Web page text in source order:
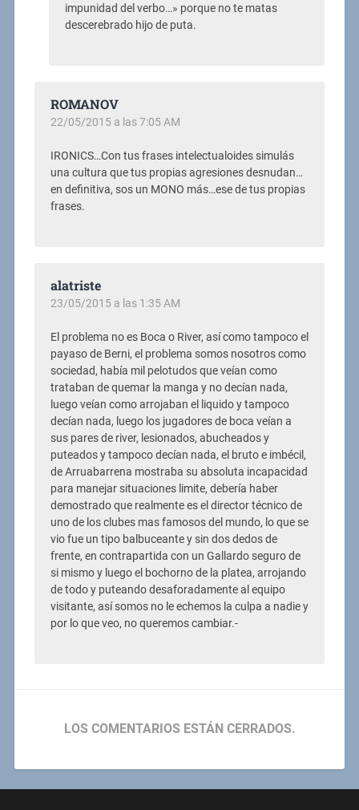
impunidad del verbo…» porque no te matas
descerebrado hijo de puta.
ROMANOV
22/05/2015 a las 7:05 AM
IRONICS…Con tus frases intelectualoides simulás
una cultura que tus propias agresiones desnudan…
en definitiva, sos un MONO más…ese de tus propias
frases.
alatriste
23/05/2015 a las 1:35 AM
El problema no es Boca o River, así como tampoco el
payaso de Berni, el problema somos nosotros como
sociedad, había mil pelotudos que veían como
trataban de quemar la manga y no decían nada,
luego veían como arrojaban el liquido y tampoco
decían nada, luego los jugadores de boca veían a
sus pares de river, lesionados, abucheados y
puteados y tampoco decían nada, el bruto e imbécil,
de Arruabarrena mostraba su absoluta incapacidad
para manejar situaciones limite, debería haber
demostrado que realmente es el director técnico de
uno de los clubes mas famosos del mundo, lo que se
vio fue un tipo balbuceante y sin dos dedos de
frente, en contrapartida con un Gallardo seguro de
si mismo y luego el bochorno de la platea, arrojando
de todo y puteando desaforadamente al equipo
visitante, así somos no le echemos la culpa a nadie y
por lo que veo, no queremos cambiar.-
LOS COMENTARIOS ESTÁN CERRADOS.